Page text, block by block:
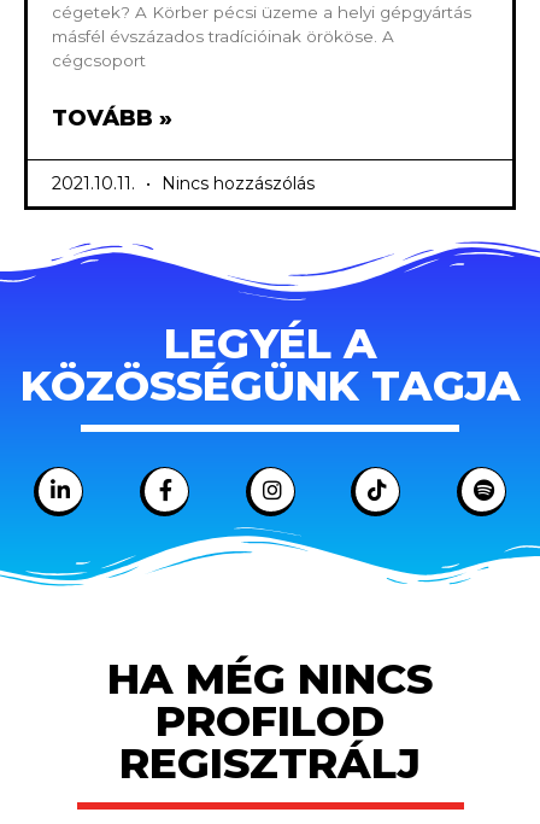
cégetek? A Körber pécsi üzeme a helyi gépgyártás
másfél évszázados tradícióinak örököse. A
cégcsoport
TOVÁBB »
2021.10.11. Nincs hozzászólás
LEGYÉL A
KÖZÖSSÉGÜNK TAGJA
HA MÉG NINCS
PROFILOD
REGISZTRÁLJ